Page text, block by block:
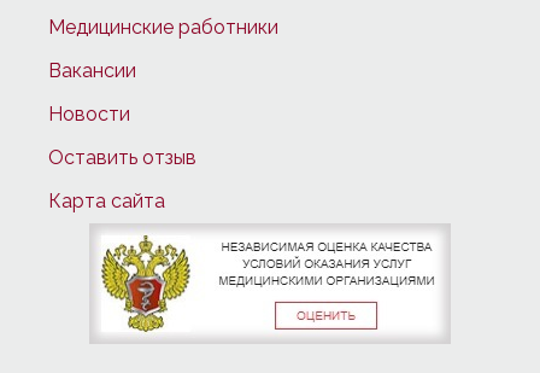
Медицинские работники
Вакансии
Новости
Оставить отзыв
Карта сайта